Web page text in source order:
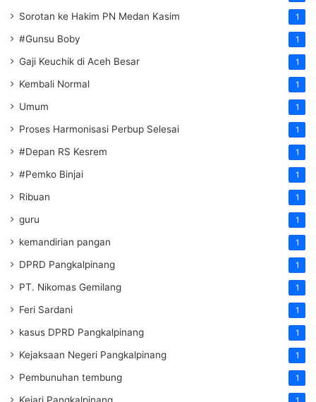
Sorotan ke Hakim PN Medan Kasim 1
#Gunsu Boby 1
Gaji Keuchik di Aceh Besar 1
Kembali Normal 1
Umum 1
Proses Harmonisasi Perbup Selesai 1
#Depan RS Kesrem 1
#Pemko Binjai 1
Ribuan 1
guru 1
kemandirian pangan 1
DPRD Pangkalpinang 1
PT. Nikomas Gemilang 1
Feri Sardani 1
kasus DPRD Pangkalpinang 1
Kejaksaan Negeri Pangkalpinang 1
Pembunuhan tembung 1